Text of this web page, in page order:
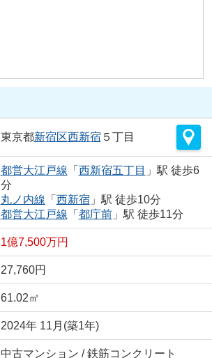
東京都新宿区西新宿 ５丁目
都営大江戸線 「 西新宿五丁目 」駅 徒歩6
分
丸ノ内線 「 西新宿 」駅 徒歩10分
都営大江戸線 「 都庁前」駅 徒歩11分
1億7,500万円
27,760円
61.02㎡
2024年 11月(築1年)
中古マンション / 鉄筋コンクリート